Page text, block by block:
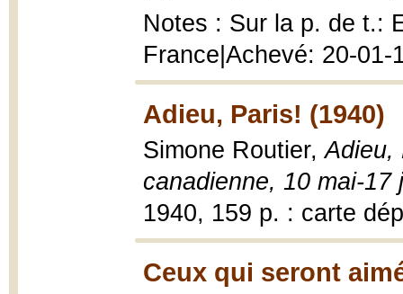
Notes : Sur la p. de t.:
France|Achevé: 20-01-
Adieu, Paris! (1940)
Simone Routier,Adieu,
canadienne, 10 mai-17
1940, 159 p. : carte
Ceux qui seront